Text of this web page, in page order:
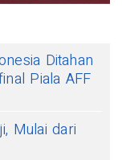
Ditahan
Piala AFF
Mulai dari